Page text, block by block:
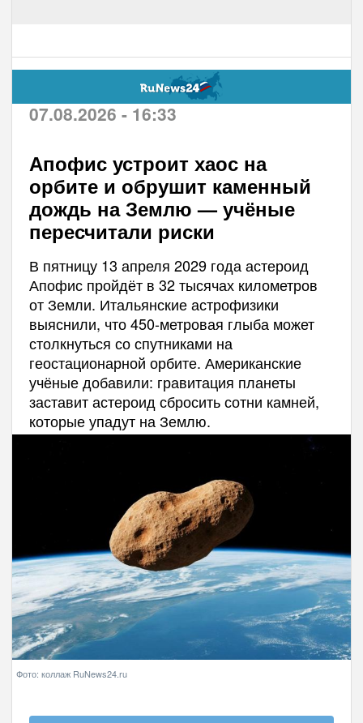
07.08.2026 - 16:33
Апофис устроит хаос на
орбите и обрушит каменный
дождь на Землю — учёные
пересчитали риски
В пятницу 13 апреля 2029 года астероид
Апофис пройдёт в 32 тысячах километров
от Земли. Итальянские астрофизики
выяснили, что 450-метровая глыба может
столкнуться со спутниками на
геостационарной орбите. Американские
учёные добавили: гравитация планеты
заставит астероид сбросить сотни камней,
которые упадут на Землю.
Фото: коллаж RuNews24.ru